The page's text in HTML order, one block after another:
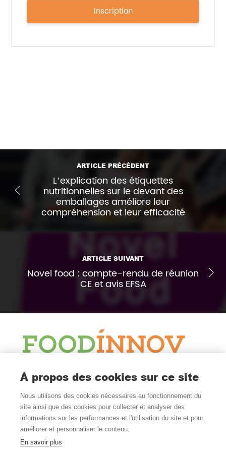
Inscription
More than half of Europeans reducing meat
consumption, research shows, Magazine JustFood,
Rapport d’enquête« Evolving appetites: an in-
ARTICLE PRÉCÉDENT
L’explication des étiquettes
nutritionnelles sur le devant des
emballages améliore leur
compréhension et leur efficacité
ARTICLE SUIVANT
Novel food : compte-rendu de réunion
CE et avis EFSA
Le Blog
Actualité et veille
Nous Suivre
À propos des cookies sur ce site
Nous utilisons des cookies nécessaires au fonctionnement du
site ainsi que des cookies pour collecter et analyser des
informations sur les performances et l'utilisation du site et pour
améliorer et personnaliser le contenu.
En savoir plus